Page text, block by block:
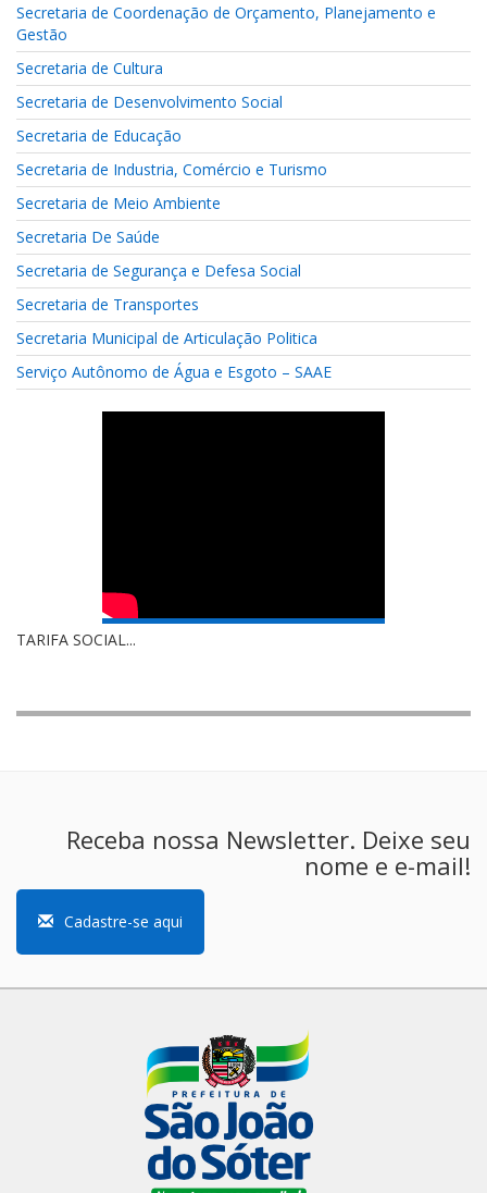
Secretaria de Coordenação de Orçamento, Planejamento e
Gestão
Secretaria de Cultura
Secretaria de Desenvolvimento Social
Secretaria de Educação
Secretaria de Industria, Comércio e Turismo
Secretaria de Meio Ambiente
Secretaria De Saúde
Secretaria de Segurança e Defesa Social
Secretaria de Transportes
Secretaria Municipal de Articulação Politica
Serviço Autônomo de Água e Esgoto – SAAE
TARIFA SOCIAL...
Receba nossa Newsletter. Deixe seu
nome e e-mail!
Cadastre-se aqui